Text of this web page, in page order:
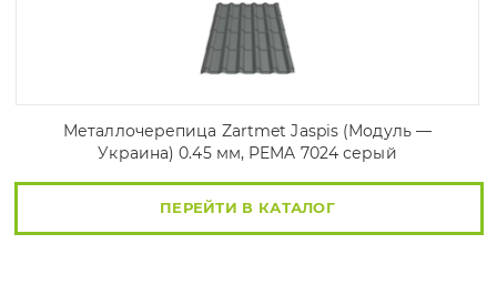
Металлочерепица Zartmet Jaspis (Модуль —
Украина) 0.45 мм, PEMA 7024 серый
ПЕРЕЙТИ В КАТАЛОГ